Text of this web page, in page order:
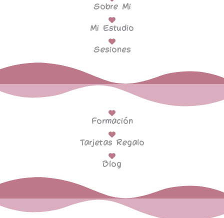
Sobre Mi
Mi Estudio
Sesiones
Formación
Tarjetas Regalo
Blog